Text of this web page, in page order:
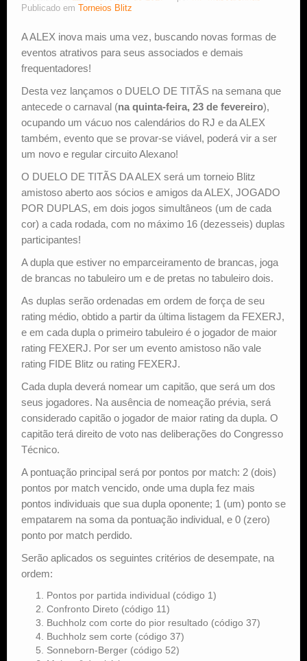
Publicado em
Torneios Blitz
A ALEX inova mais uma vez, buscando novas formas de
eventos atrativos para seus associados e demais
frequentadores!
Desta vez lançamos o DUELO DE TITÃS na semana que
antecede o carnaval (na quinta-feira, 23 de fevereiro),
ocupando um vácuo nos calendários do RJ e da ALEX
também, evento que se provar-se viável, poderá vir a ser
um novo e regular circuito Alexano!
O DUELO DE TITÃS DA ALEX será um torneio Blitz
amistoso aberto aos sócios e amigos da ALEX, JOGADO
POR DUPLAS, em dois jogos simultâneos (um de cada
cor) a cada rodada, com no máximo 16 (dezesseis) duplas
participantes!
A dupla que estiver no emparceiramento de brancas, joga
de brancas no tabuleiro um e de pretas no tabuleiro dois.
As duplas serão ordenadas em ordem de força de seu
rating médio, obtido a partir da última listagem da FEXERJ,
e em cada dupla o primeiro tabuleiro é o jogador de maior
rating FEXERJ. Por ser um evento amistoso não vale
rating FIDE Blitz ou rating FEXERJ.
Cada dupla deverá nomear um capitão, que será um dos
seus jogadores. Na ausência de nomeação prévia, será
considerado capitão o jogador de maior rating da dupla. O
capitão terá direito de voto nas deliberações do Congresso
Técnico.
A pontuação principal será por pontos por match: 2 (dois)
pontos por match vencido, onde uma dupla fez mais
pontos individuais que sua dupla oponente; 1 (um) ponto se
empatarem na soma da pontuação individual, e 0 (zero)
ponto por match perdido.
Serão aplicados os seguintes critérios de desempate, na
ordem:
Pontos por partida individual (código 1)
Confronto Direto (código 11)
Buchholz com corte do pior resultado (código 37)
Buchholz sem corte (código 37)
Sonneborn-Berger (código 52)